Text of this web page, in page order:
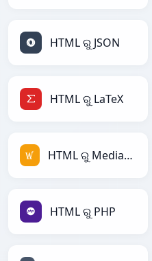
HTML ରୁ JSON
HTML ରୁ LaTeX
HTML ରୁ MediaWiki
HTML ରୁ PHP